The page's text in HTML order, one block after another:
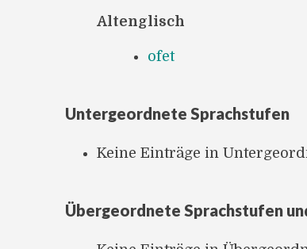
Altenglisch
ofet
Untergeordnete Sprachstufen
Keine Einträge in
Übergeordnete Sprachstufen